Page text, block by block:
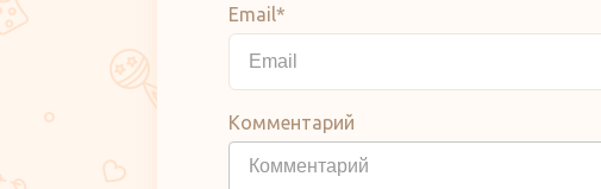
Email*
Комментарий